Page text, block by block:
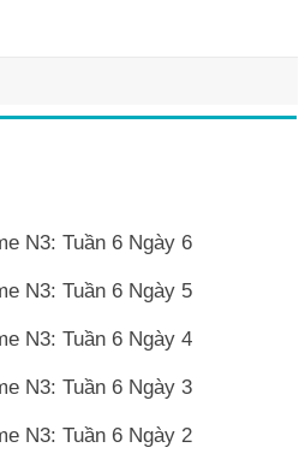
N3: Tuần 6 Ngày 6
N3: Tuần 6 Ngày 5
N3: Tuần 6 Ngày 4
N3: Tuần 6 Ngày 3
N3: Tuần 6 Ngày 2